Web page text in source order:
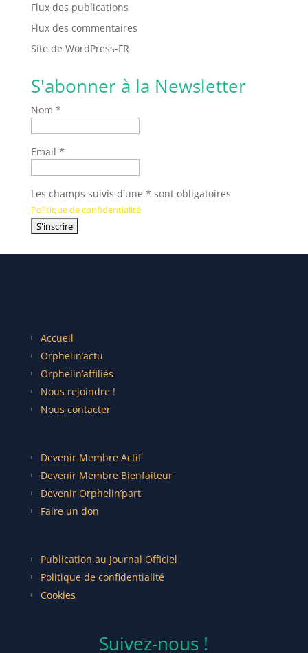
Flux des publications
Flux des commentaires
Site de WordPress-FR
S'abonner à la Newsletter
Nom *
Email *
Les champs suivis d'une * sont obligatoires
Politique de confidentialité
Accueil
Orphelin’actu
Orphelin’affiliés
Nous rejoindre !
Nous contacter
Devenir Membre Actif
Devenir Membre Bienfaiteur
Devenir Orphelin’part
Faire un don
Publication au Journal Officiel
Politique de confidentialité
Cookies
Suivez-nous !